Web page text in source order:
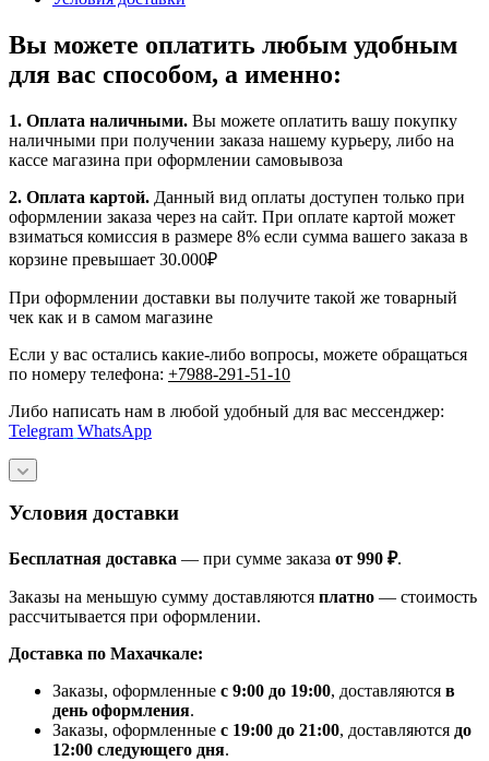
Вы можете оплатить любым удобным
для вас способом, а именно:
1. Оплата наличными. Вы можете оплатить вашу покупку
наличными при получении заказа нашему курьеру, либо на
кассе магазина при оформлении самовывоза
2. Оплата картой. Данный вид оплаты доступен только при
оформлении заказа через на сайт. При оплате картой может
взиматься комиссия в размере 8% если сумма вашего заказа в
корзине превышает 30.000₽
При оформлении доставки вы получите такой же товарный
чек как и в самом магазине
Если у вас остались какие-либо вопросы, можете обращаться
по номеру телефона: +7988-291-51-10
Либо написать нам в любой удобный для вас мессенджер:
Telegram WhatsApp
Условия доставки
Бесплатная доставка — при сумме заказа от 990 ₽.
Заказы на меньшую сумму доставляются платно — стоимость
рассчитывается при оформлении.
Доставка по Махачкале:
Заказы, оформленные с 9:00 до 19:00, доставляются в
день оформления.
Заказы, оформленные с 19:00 до 21:00, доставляются до
12:00 следующего дня.